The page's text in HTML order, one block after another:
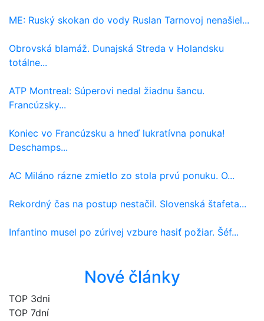
ME: Ruský skokan do vody Ruslan Tarnovoj nenašiel...
Obrovská blamáž. Dunajská Streda v Holandsku
totálne...
ATP Montreal: Súperovi nedal žiadnu šancu.
Francúzsky...
Koniec vo Francúzsku a hneď lukratívna ponuka!
Deschamps...
AC Miláno rázne zmietlo zo stola prvú ponuku. O...
Rekordný čas na postup nestačil. Slovenská štafeta...
Infantino musel po zúrivej vzbure hasiť požiar. Šéf...
Nové články
TOP 3dni
TOP 7dní